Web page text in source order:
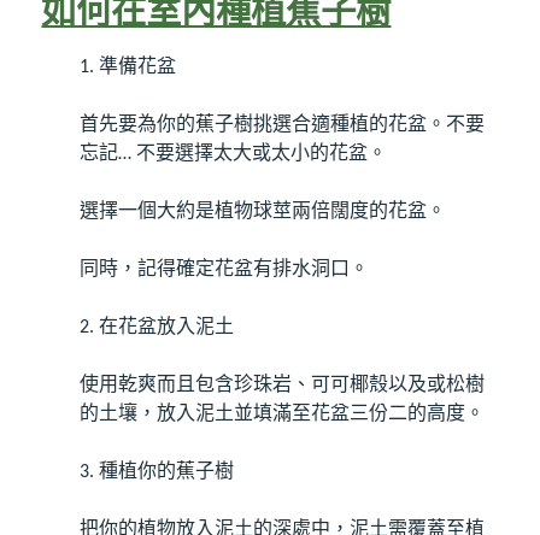
1.準備花盆
首先要為你的蕉子樹挑選合適種植的花盆。不要
忘記… 不要選擇太大或太小的花盆。
選擇一個大約是植物球莖兩倍闊度的花盆。
同時，記得確定花盆有排水洞口。
2.在花盆放入泥土
使用乾爽而且包含珍珠岩、可可椰殼以及或松樹
的土壤，放入泥土並填滿至花盆三份二的高度。
3.種植你的蕉子樹
把你的植物放入泥土的深處中，泥土需覆蓋至植